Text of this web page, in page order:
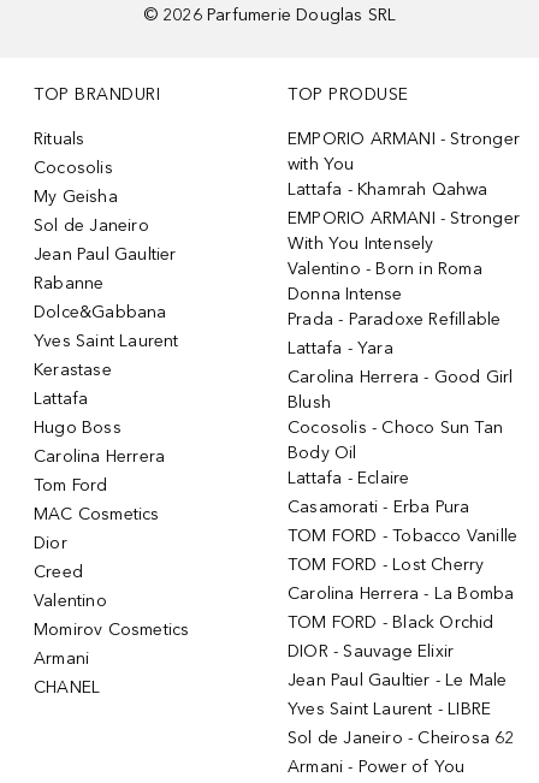
© 2026 Parfumerie Douglas SRL
TOP BRANDURI
Rituals
Cocosolis
My Geisha
Sol de Janeiro
Jean Paul Gaultier
Rabanne
Dolce&Gabbana
Yves Saint Laurent
Kerastase
Lattafa
Hugo Boss
Carolina Herrera
Tom Ford
MAC Cosmetics
Dior
Creed
Valentino
Momirov Cosmetics
Armani
CHANEL
TOP PRODUSE
EMPORIO ARMANI - Stronger
with You
Lattafa - Khamrah Qahwa
EMPORIO ARMANI - Stronger
With You Intensely
Valentino - Born in Roma
Donna Intense
Prada - Paradoxe Refillable
Lattafa - Yara
Carolina Herrera - Good Girl
Blush
Cocosolis - Choco Sun Tan
Body Oil
Lattafa - Eclaire
Casamorati - Erba Pura
TOM FORD - Tobacco Vanille
TOM FORD - Lost Cherry
Carolina Herrera - La Bomba
TOM FORD - Black Orchid
DIOR - Sauvage Elixir
Jean Paul Gaultier - Le Male
Yves Saint Laurent - LIBRE
Sol de Janeiro - Cheirosa 62
Armani - Power of You